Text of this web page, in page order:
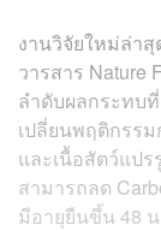
งานวิจัยใหม่ล่า
วารสาร Nature
ลำดับผลกระทบ
เปลี่ยนพฤติกรรม
และเนื้อสัตว์แป
สามารถลด
มีอายุยืนขึ้น 48